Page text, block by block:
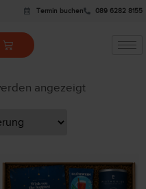
Termin buchen 089 6282 8155
angezeigt